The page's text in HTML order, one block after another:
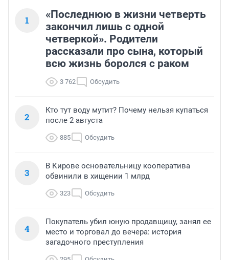
1
«Последнюю в жизни четверть
закончил лишь с одной
четверкой». Родители
рассказали про сына, который
всю жизнь боролся с раком
3 762 Обсудить
2
Кто тут воду мутит? Почему нельзя купаться
после 2 августа
885 Обсудить
3
В Кирове основательницу кооператива
обвинили в хищении 1 млрд
323 Обсудить
4
Покупатель убил юную продавщицу, занял ее
место и торговал до вечера: история
загадочного преступления